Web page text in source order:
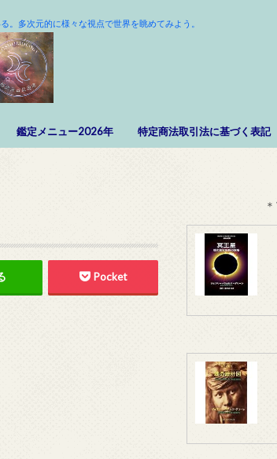
。多次元的に様々な視点で世界を眺めてみよう。
鑑定メニュー2026年 特定商法取引法に基づく表記
Pocket
＊